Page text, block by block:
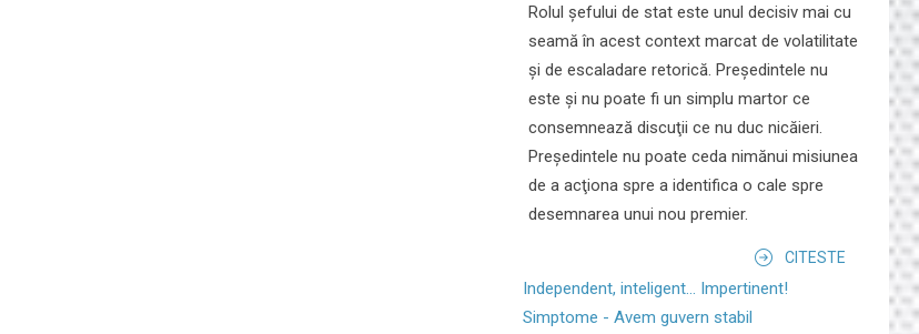
Rolul şefului de stat este unul decisiv mai cu
seamă în acest context marcat de volatilitate
şi de escaladare retorică. Preşedintele nu
este şi nu poate fi un simplu martor ce
consemnează discuţii ce nu duc nicăieri.
Preşedintele nu poate ceda nimănui misiunea
de a acţiona spre a identifica o cale spre
desemnarea unui nou premier.
CITESTE
Independent, inteligent... Impertinent!
Simptome - Avem guvern stabil